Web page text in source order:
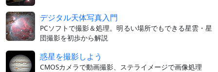
デジタル天体写真入門
PCソフトで撮影＆処理。明るい場所でもできる星雲・星
団撮影を初歩から解説
惑星を撮影しよう
CMOSカメラで動画撮影、ステライメージで画像処理